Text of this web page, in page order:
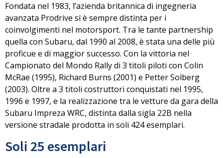
Fondata nel 1983, l’azienda britannica di ingegneria
avanzata Prodrive si è sempre distinta per i
coinvolgimenti nel motorsport. Tra le tante partnership
quella con Subaru, dal 1990 al 2008, è stata una delle più
proficue e di maggior successo. Con la vittoria nel
Campionato del Mondo Rallydi 3 titoli piloti con Colin
McRae (1995), Richard Burns (2001) e Petter Solberg
(2003). Oltre a 3 titoli costruttori conquistati nel 1995,
1996 e 1997, e la realizzazione tra le vetture da gara della
Subaru Impreza WRC, distinta dalla sigla 22B nella
versione stradale prodotta in soli 424 esemplari.
Soli 25 esemplari